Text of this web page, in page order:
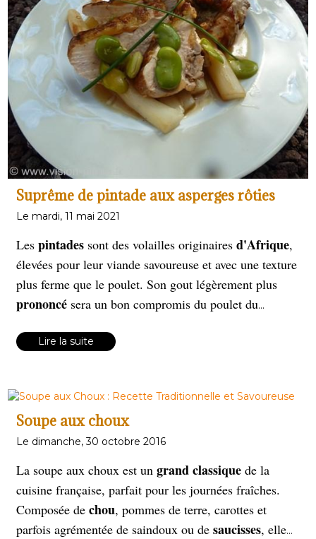
Suprême de pintade aux asperges rôties
Le mardi, 11 mai 2021
Les pintades sont des volailles originaires d'Afrique,
élevées pour leur viande savoureuse et avec une texture
plus ferme que le poulet. Son gout légèrement plus
prononcé sera un bon compromis du poulet du
asperges blanches. Le mariage de l'année.
Lire la suite
Soupe aux choux
Le dimanche, 30 octobre 2016
La soupe aux choux est un grand classique de la
cuisine française, parfait pour les journées fraîches.
Composée de chou, pommes de terre, carottes et
parfois agrémentée de saindoux ou de saucisses, elle